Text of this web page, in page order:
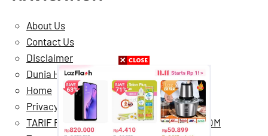
About Us
Contact Us
Disclaimer
Dunia Hiburan
Home
Privacy Policy
TARIF PASANG IKLAN DI BERMARTABAT.COM